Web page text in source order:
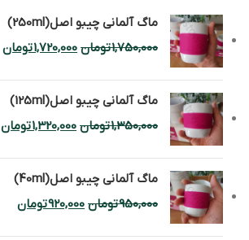
ماگ آلمانی چیبو اصل(250ml)
1,750,000تومان 1,720,000تومان
ماگ آلمانی چیبو اصل(125ml)
1,350,000تومان 1,320,000تومان
ماگ آلمانی چیبو اصل(40ml)
950,000تومان 920,000تومان